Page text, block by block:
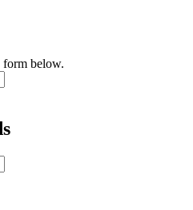
form below.